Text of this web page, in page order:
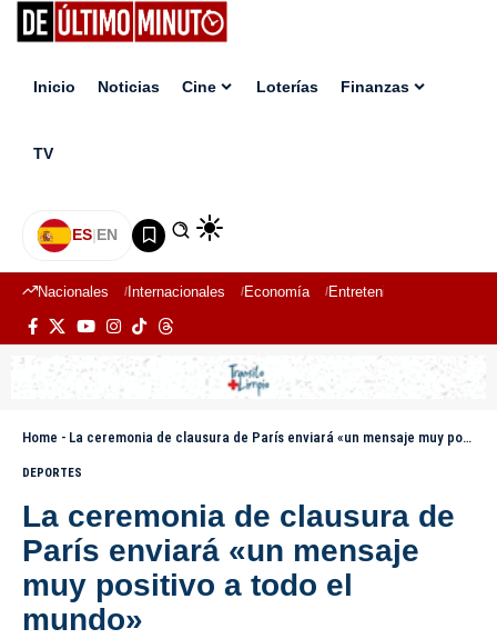
Inicio Noticias Cine Loterías Finanzas
TV
ES|EN
Nacionales Internacionales Economía Entretenimiento
Home - La ceremonia de clausura de París enviará «un mensaje muy positivo a todo el mundo»
DEPORTES
La ceremonia de clausura de
París enviará «un mensaje
muy positivo a todo el
mundo»